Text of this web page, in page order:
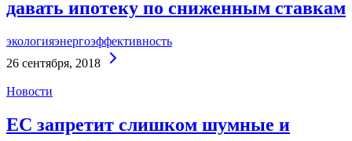
давать ипотеку по сниженным ставкам
экологияэнергоэффективность
26 сентября, 2018
Новости
ЕС запретит слишком шумные и